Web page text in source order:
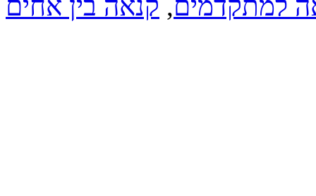
למתקדמים, קנאה בין אחים